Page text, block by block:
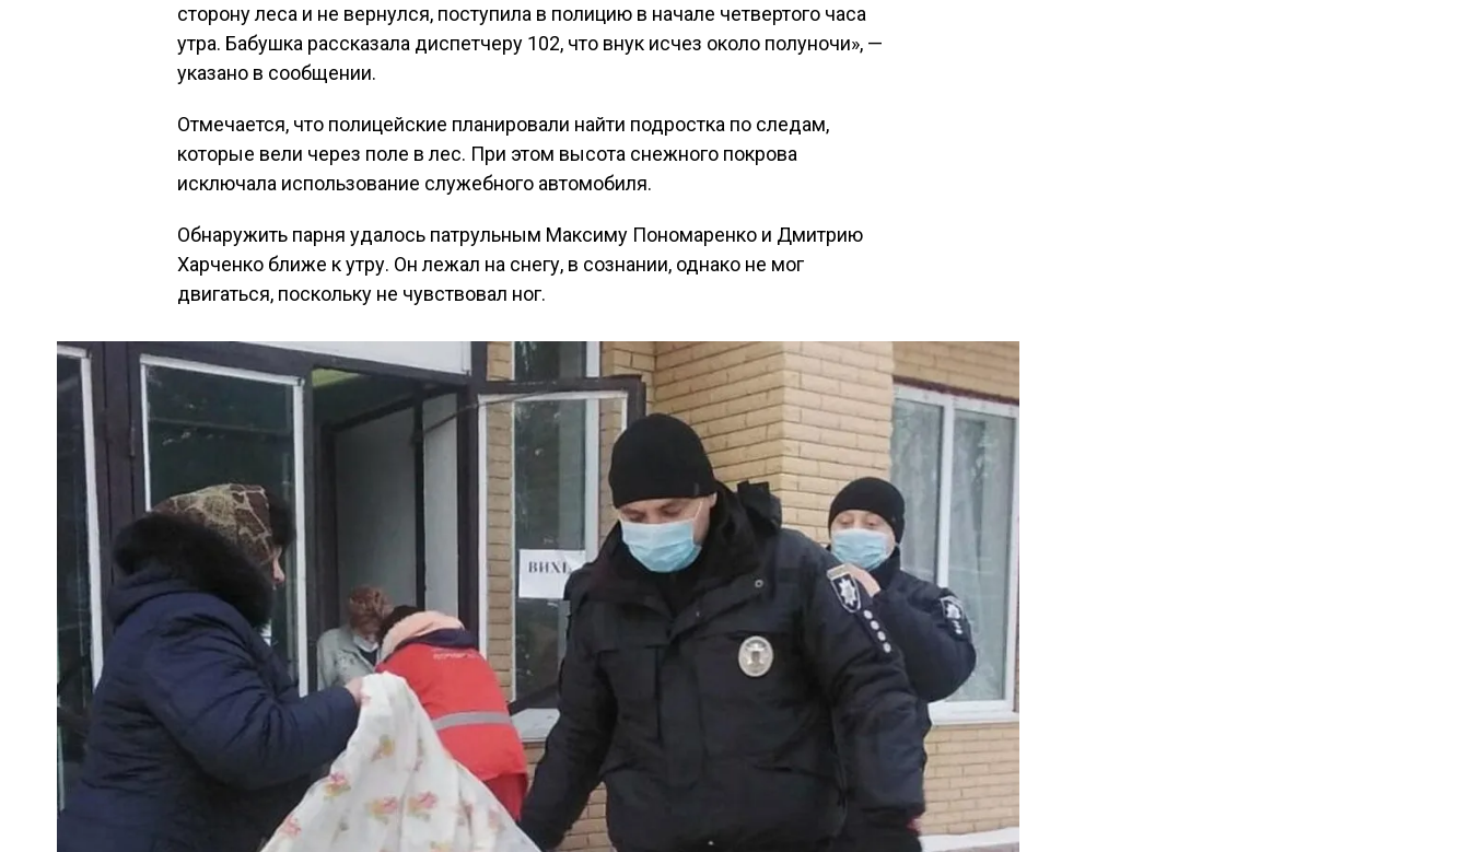
сторону леса и не вернулся, поступила в полицию в начале четвертого часа
утра. Бабушка рассказала диспетчеру 102, что внук исчез около полуночи», —
указано в сообщении.
Отмечается, что полицейские планировали найти подростка по следам,
которые вели через поле в лес. При этом высота снежного покрова
исключала использование служебного автомобиля.
Обнаружить парня удалось патрульным Максиму Пономаренко и Дмитрию
Харченко ближе к утру. Он лежал на снегу, в сознании, однако не мог
двигаться, поскольку не чувствовал ног.